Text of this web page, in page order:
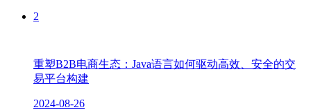
2
重塑B2B电商生态：Java语言如何驱动高效、安全的交
易平台构建
2024-08-26